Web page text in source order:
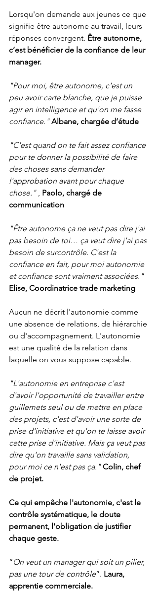
Lorsqu'on demande aux jeunes ce que
signifie être autonome au travail, leurs
réponses convergent. Être autonome,
c’est bénéficier de la confiance de leur
manager.
"Pour moi, être autonome, c'est un
peu avoir carte blanche, que je puisse
agir en intelligence et qu'on me fasse
confiance." Albane, chargée d’étude
"C'est quand on te fait assez confiance
pour te donner la possibilité de faire
des choses sans demander
l'approbation avant pour chaque
chose." , Paolo, chargé de
communication
"Être autonome ça ne veut pas dire j'ai
pas besoin de toi… ça veut dire j'ai pas
besoin de surcontrôle. C'est la
confiance en fait, pour moi autonomie
et confiance sont vraiment associées."
Elise, Coordinatrice trade marketing
Aucun ne décrit l'autonomie comme
une absence de relations, de hiérarchie
ou d'accompagnement. L'autonomie
est une qualité de la relation dans
laquelle on vous suppose capable.
"L'autonomie en entreprise c'est
d'avoir l'opportunité de travailler entre
guillemets seul ou de mettre en place
des projets, c'est d'avoir une sorte de
prise d'initiative et qu'on te laisse avoir
cette prise d'initiative. Mais ça veut pas
dire qu'on travaille sans validation,
pour moi ce n'est pas ça." Colin, chef
de projet.
Ce qui empêche l'autonomie, c'est le
contrôle systématique, le doute
permanent, l'obligation de justifier
chaque geste.
“On veut un manager qui soit un pilier,
pas une tour de contrôle”. Laura,
apprentie commerciale.